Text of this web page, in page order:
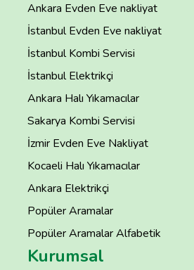
Ankara Evden Eve nakliyat
İstanbul Evden Eve nakliyat
İstanbul Kombi Servisi
İstanbul Elektrikçi
Ankara Halı Yıkamacılar
Sakarya Kombi Servisi
İzmir Evden Eve Nakliyat
Kocaeli Halı Yıkamacılar
Ankara Elektrikçi
Popüler Aramalar
Popüler Aramalar Alfabetik
Kurumsal